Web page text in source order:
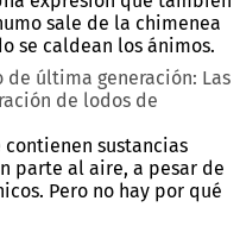
sale de la chimenea
se caldean los ánimos.
última generación: Las
de lodos de
contienen sustancias
parte al aire, a pesar de
Pero no hay por qué